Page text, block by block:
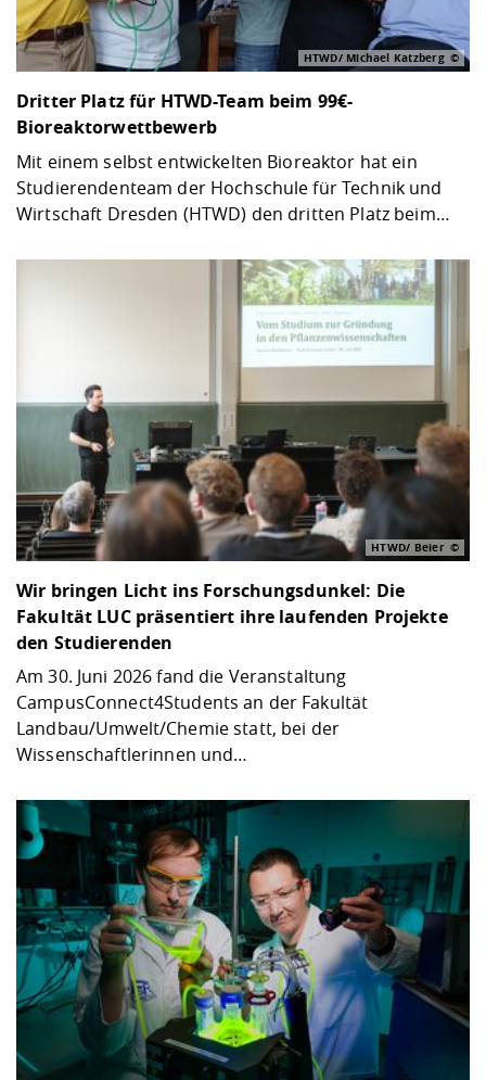
Dritter Platz für HTWD-Team beim 99€-
Bioreaktorwettbewerb
Mit einem selbst entwickelten Bioreaktor hat ein
Studierendenteam der Hochschule für Technik und
Wirtschaft Dresden (HTWD) den dritten Platz beim…
HTWD/ Michael Katzberg
Wir bringen Licht ins Forschungsdunkel: Die
Fakultät LUC präsentiert ihre laufenden Projekte
den Studierenden
Am 30. Juni 2026 fand die Veranstaltung
CampusConnect4Students an der Fakultät
Landbau/Umwelt/Chemie statt, bei der
Wissenschaftlerinnen und…
HTWD/ Beier